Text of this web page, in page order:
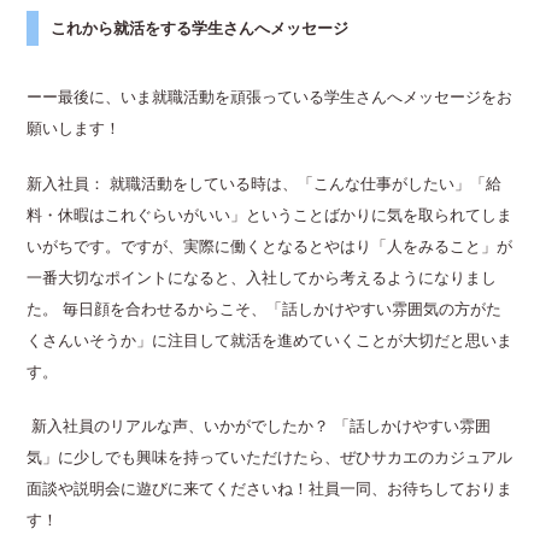
これから就活をする学生さんへメッセージ
ーー最後に、いま就職活動を頑張っている学生さんへメッセージをお
願いします！
新入社員：
就職活動をしている時は、「こんな仕事がしたい」「給
料・休暇はこれぐらいがいい」ということばかりに気を取られてしま
いがちです。ですが、実際に働くとなるとやはり「人をみること」が
一番大切なポイントになると、入社してから考えるようになりまし
た。 毎日顔を合わせるからこそ、「話しかけやすい雰囲気の方がた
くさんいそうか」に注目して就活を進めていくことが大切だと思いま
す。
新入社員のリアルな声、いかがでしたか？ 「話しかけやすい雰囲
気」に少しでも興味を持っていただけたら、ぜひサカエのカジュアル
面談や説明会に遊びに来てくださいね！社員一同、お待ちしておりま
す！